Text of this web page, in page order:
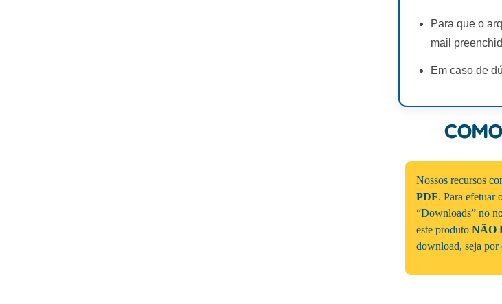
Para que o
mail
Em caso de
Nossos recursos
PDF. Para efetuar
“Downloads” no
este produto NÃO
download, seja